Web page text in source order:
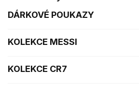
DÁRKOVÉ POUKAZY
KOLEKCE MESSI
KOLEKCE CR7